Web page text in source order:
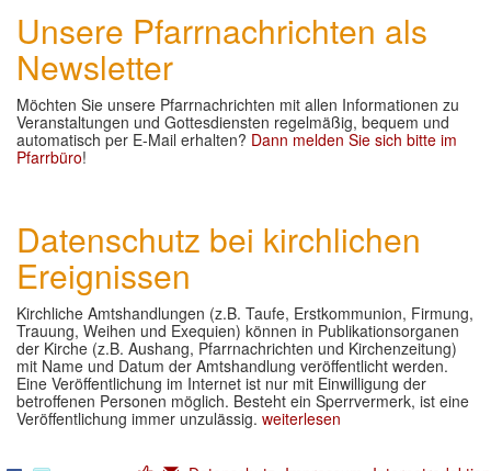
Unsere Pfarrnachrichten als
Newsletter
Möchten Sie unsere Pfarrnachrichten mit allen Informationen zu
Veranstaltungen und Gottesdiensten regelmäßig, bequem und
automatisch per E-Mail erhalten? Dann melden Sie sich bitte im
Pfarrbüro!
Datenschutz bei kirchlichen
Ereignissen
Kirchliche Amtshandlungen (z.B. Taufe, Erstkommunion, Firmung,
Trauung, Weihen und Exequien) können in Publikationsorganen
der Kirche (z.B. Aushang, Pfarrnachrichten und Kirchenzeitung)
mit Name und Datum der Amtshandlung veröffentlicht werden.
Eine Veröffentlichung im Internet ist nur mit Einwilligung der
betroffenen Personen möglich. Besteht ein Sperrvermerk, ist eine
Veröffentlichung immer unzulässig. weiterlesen